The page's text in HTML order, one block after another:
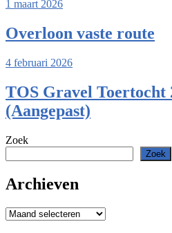
1 maart 2026
Overloon vaste route
4 februari 2026
TOS Gravel Toertocht
(Aangepast)
Zoek
Zoek
Archieven
Archieven